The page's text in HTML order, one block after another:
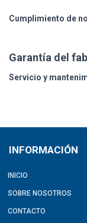
Cumplimiento de
Garantía del
Servicio y
INFORMACIÓN
INICIO
SOBRE NOSOTROS
CONTACTO